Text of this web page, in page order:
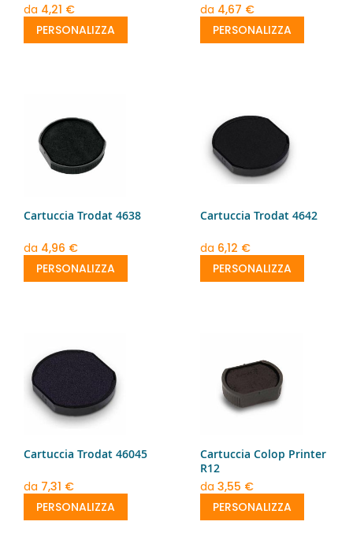
da 4,21 €
PERSONALIZZA
da 4,67 €
PERSONALIZZA
Cartuccia Trodat 4638
da 4,96 €
PERSONALIZZA
Cartuccia Trodat 4642
da 6,12 €
PERSONALIZZA
Cartuccia Trodat 46045
da 7,31 €
PERSONALIZZA
Cartuccia Colop Printer
R12
da 3,55 €
PERSONALIZZA